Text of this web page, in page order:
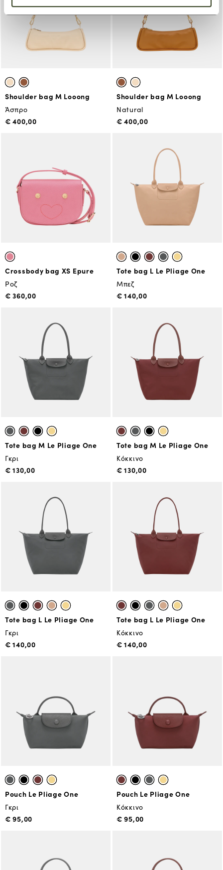
Shoulder bag M Looong
Άσπρο
€ 400,00
Shoulder bag M Looong
Natural
€ 400,00
Crossbody bag XS Epure
Ροζ
€ 360,00
Tote bag L Le Pliage One
Μπεζ
€ 140,00
Tote bag Μ Le Pliage One
Γκρι
€ 130,00
Tote bag Μ Le Pliage One
Κόκκινο
€ 130,00
Tote bag L Le Pliage One
Γκρι
€ 140,00
Tote bag L Le Pliage One
Κόκκινο
€ 140,00
Pouch Le Pliage One
Γκρι
€ 95,00
Pouch Le Pliage One
Κόκκινο
€ 95,00